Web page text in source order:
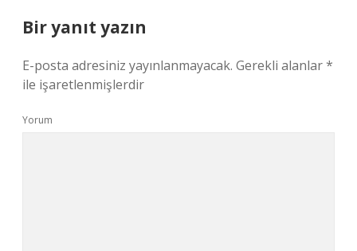
Bir yanıt yazın
E-posta adresiniz yayınlanmayacak. Gerekli alanlar*
ile işaretlenmişlerdir
Yorum